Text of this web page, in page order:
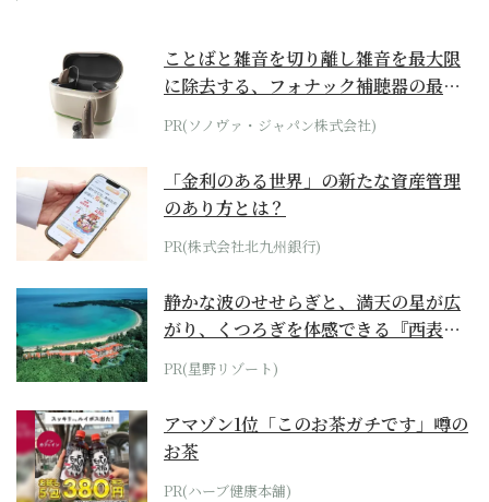
ことばと雑音を切り離し雑音を最大限
に除去する、フォナック補聴器の最上
位モデル
PR(ソノヴァ・ジャパン株式会社)
「金利のある世界」の新たな資産管理
のあり方とは？
PR(株式会社北九州銀行)
静かな波のせせらぎと、満天の星が広
がり、くつろぎを体感できる『西表島
ホテル by...
PR(星野リゾート)
アマゾン1位「このお茶ガチです」噂の
お茶
PR(ハーブ健康本舗)